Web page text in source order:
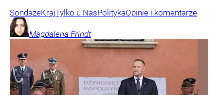
SondażeKrajTylko u NasPolitykaOpinie i komentarze
Magdalena Frindt